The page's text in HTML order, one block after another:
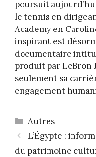
poursuit
le tennis en
Academy en
inspirant est
documentaire
produit par LeBron
seulement sa
engagement
Catégories
Autres
L’Égypte :
du patrimoine